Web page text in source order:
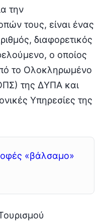
την
τους, είναι ένας
διαφορετικός
ο οποίος
το Ολοκληρωμένο
της ΔΥΠΑ και
Υπηρεσίες της
«βάλσαμο»